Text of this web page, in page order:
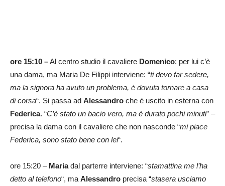
ore 15:10 –Al centro studio il cavaliere Domenico: per lui c’è
una dama, ma Maria De Filippi interviene: “ti devo far sedere,
ma la signora ha avuto un problema, è dovuta tornare a casa
di corsa“. Si passa ad Alessandro che è uscito in esterna con
Federica. “C’è stato un bacio vero, ma è durato pochi minuti” –
precisa la dama con il cavaliere che non nasconde “mi piace
Federica, sono stato bene con lei“.
ore 15:20 – Mariadal parterre interviene: “stamattina me l’ha
detto al telefono“, ma Alessandro precisa “stasera usciamo